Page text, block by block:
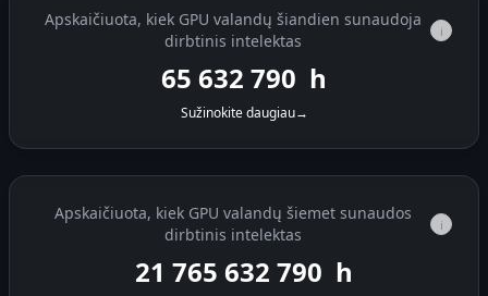
Apskaičiuota, kiek GPU valandų šiandien sunaudoja
dirbtinis intelektas
i
65 633 611 h
Sužinokite daugiau→
Apskaičiuota, kiek GPU valandų šiemet sunaudos
dirbtinis intelektas
i
21 765 633 611 h